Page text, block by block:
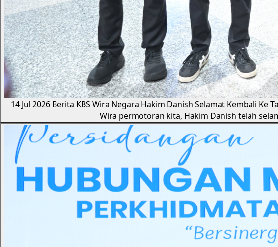
14 Jul 2026 Berita KBS Wira Negara Hakim Danish Selamat Kembali Ke
Wira permotoran kita, Hakim Danish telah